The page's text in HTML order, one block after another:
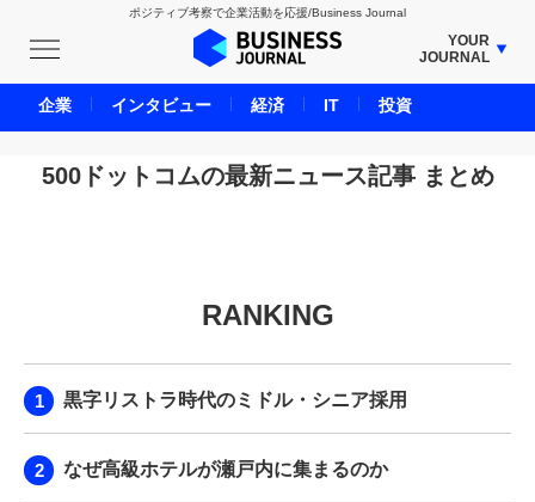
ポジティブ考察で企業活動を応援/Business Journal
YOUR
JOURNAL
BUSINESS JOURNAL
UNICORN JOURNAL
CARBON CREDITS JOURNAL
LIFE ENDING JOURNAL
BPaaS JOURNAL
500ドットコムの最新ニュース記事 まとめ
RANKING
黒字リストラ時代のミドル・シニア採用
なぜ高級ホテルが瀬戸内に集まるのか
企業 インタビュー 経済 IT 投資